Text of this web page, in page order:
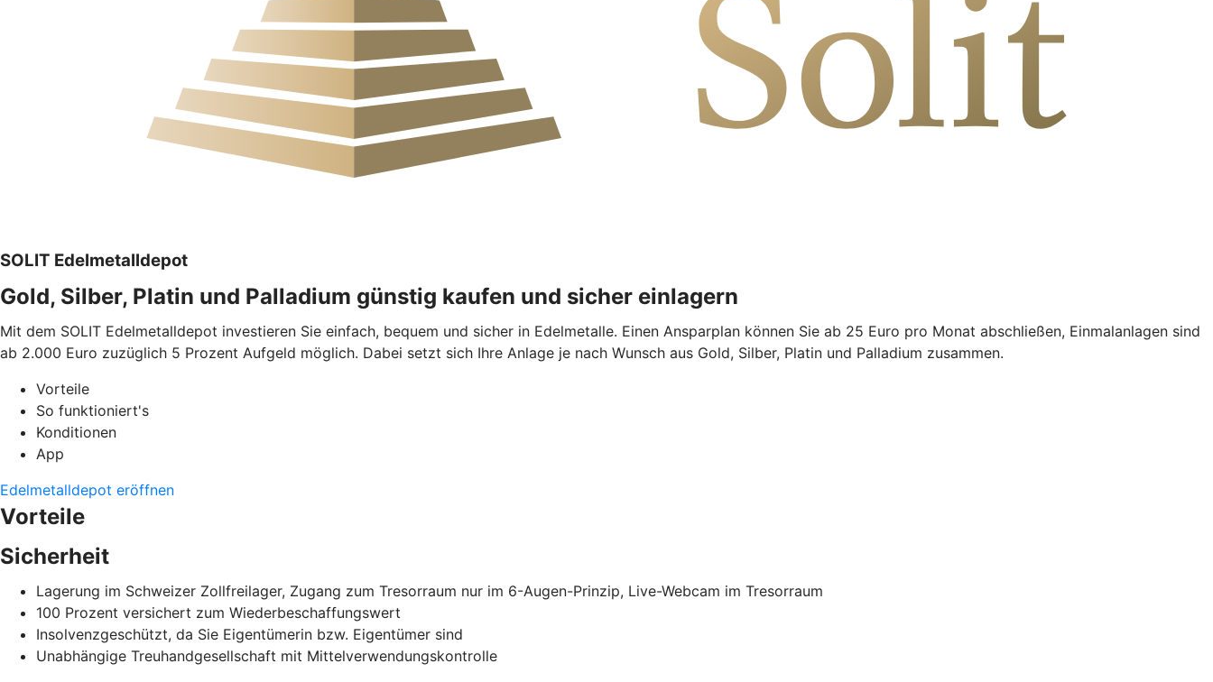
SOLIT Edelmetalldepot
Gold, Silber, Platin und Palladium günstig kaufen und sicher einlagern
Mit dem SOLIT Edelmetalldepot investieren Sie einfach, bequem und sicher in Edelmetalle. Einen Ansparplan können Sie ab 25 Euro pro Monat abschließen, Einmalanlagen sind
ab 2.000 Euro zuzüglich 5 Prozent Aufgeld möglich. Dabei setzt sich Ihre Anlage je nach Wunsch aus Gold, Silber, Platin und Palladium zusammen.
Vorteile
So funktioniert's
Konditionen
App
Edelmetalldepot eröffnen
Vorteile
Sicherheit
Lagerung im Schweizer Zollfreilager, Zugang zum Tresorraum nur im 6-Augen-Prinzip, Live-Webcam im Tresorraum
100 Prozent versichert zum Wiederbeschaffungswert
Insolvenzgeschützt, da Sie Eigentümerin bzw. Eigentümer sind
Unabhängige Treuhandgesellschaft mit Mittelverwendungskontrolle